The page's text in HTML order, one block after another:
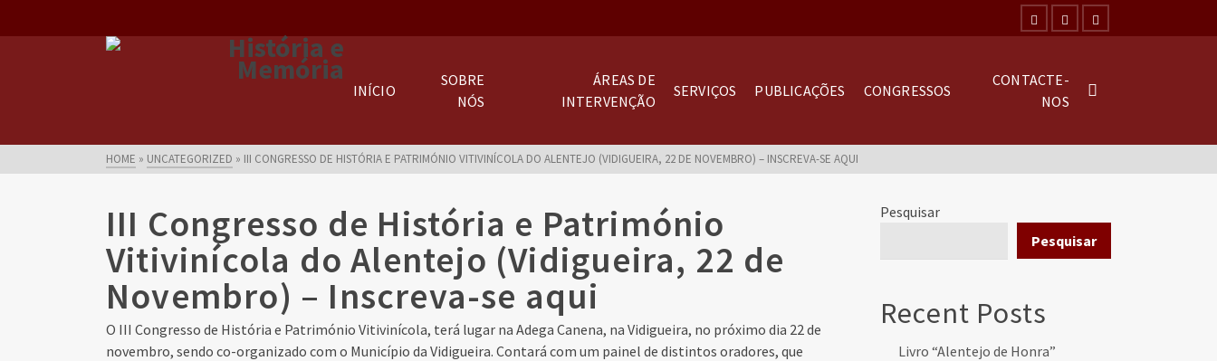
INÍCIO
SOBRE
NÓS
ÁREAS DE
INTERVENÇÃO
SERVIÇOS PUBLICAÇÕES CONGRESSOS
CONTACTE-
NOS
HOME » UNCATEGORIZED » III CONGRESSO DE HISTÓRIA E PATRIMÓNIO VITIVINÍCOLA DO ALENTEJO (VIDIGUEIRA, 22 DE NOVEMBRO) – INSCREVA-SE AQUI
III Congresso de História e Património
Vitivinícola do Alentejo (Vidigueira, 22 de
Novembro) – Inscreva-se aqui
O III Congresso de História e Património Vitivinícola, terá lugar na Adega Canena, na Vidigueira, no próximo dia 22 de
novembro, sendo co-organizado com o Município da Vidigueira. Contará com um painel de distintos oradores, que
Pesquisar
Pesquisar
Recent Posts
Livro “Alentejo de Honra”